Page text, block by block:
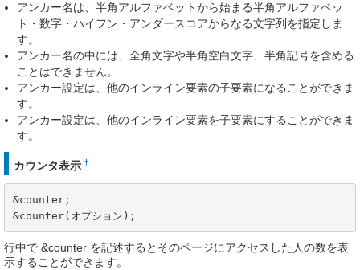
アンカー名は、半角アルファベットから始まる半角アルファベッ
ト・数字・ハイフン・アンダースコアからなる文字列を指定しま
す。
アンカー名の中には、全角文字や半角空白文字、半角記号を含める
ことはできません。
アンカー設定は、他のインライン要素の子要素になることができま
す。
アンカー設定は、他のインライン要素を子要素にすることができま
す。
カウンタ表示 †
&counter;
&counter(オプション);
行中で &counter を記述するとそのページにアクセスした人の数を表
示することができます。